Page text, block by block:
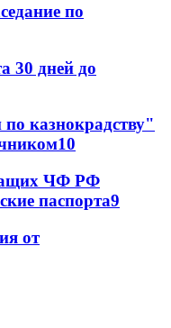
по
30 дней до
казнокрадству"
10
ЧФ РФ
паспорта9
от